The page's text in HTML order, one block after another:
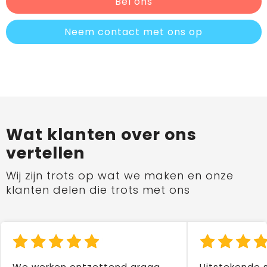
Neem contact met ons op
Wat klanten over ons
vertellen
Wij zijn trots op wat we maken en onze
klanten delen die trots met ons